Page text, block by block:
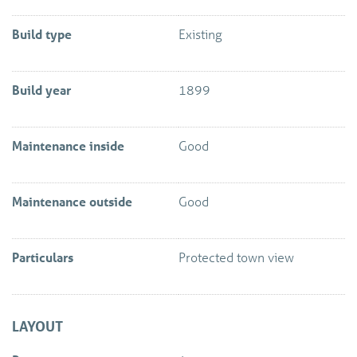
Build type Existing
Build year 1899
Maintenance inside Good
Maintenance outside Good
Particulars Protected town view
LAYOUT